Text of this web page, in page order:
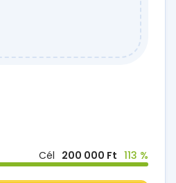
Cél 200 000 Ft 113 %